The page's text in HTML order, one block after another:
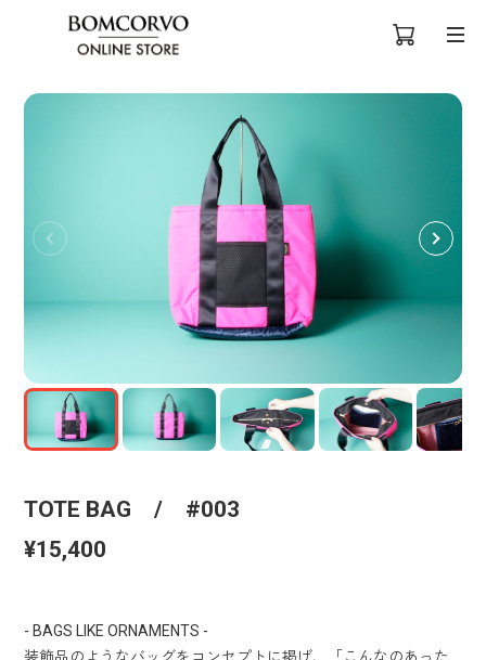
TOTE BAG / #003
¥15,400
- BAGS LIKE ORNAMENTS -
装飾品のようなバッグをコンセプトに掲げ、「こんなのあった